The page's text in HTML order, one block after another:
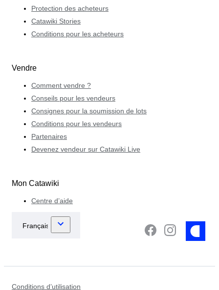
Protection des acheteurs
Catawiki Stories
Conditions pour les acheteurs
Vendre
Comment vendre ?
Conseils pour les vendeurs
Consignes pour la soumission de lots
Conditions pour les vendeurs
Partenaires
Devenez vendeur sur Catawiki Live
Mon Catawiki
Centre d’aide
Conditions d’utilisation